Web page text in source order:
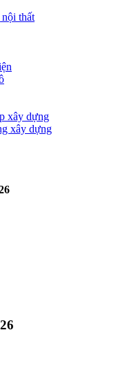
thất
xây dựng
xây dựng